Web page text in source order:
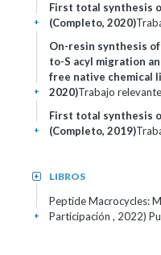
First total synthesis
(Completo, 2020)
+
On-resin synthesis
to-S acyl migration
free native chemical
2020)Trabajo relevante
+
First total synthesis
(Completo, 2019)
+
LIBROS
+
Peptide Macrocycles:
Participación , 2022)
+